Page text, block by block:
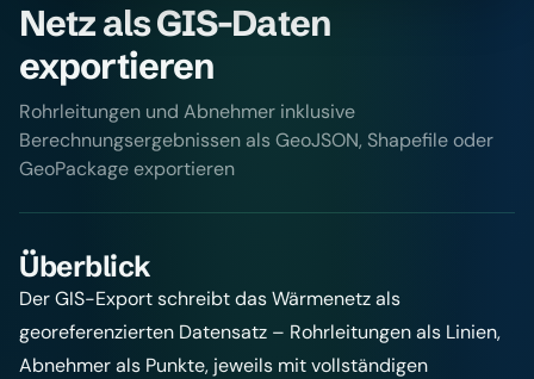
Netz als GIS-Daten
exportieren
Rohrleitungen und Abnehmer inklusive
Berechnungsergebnissen als GeoJSON, Shapefile oder
GeoPackage exportieren
Überblick
Der GIS-Export schreibt das Wärmenetz als
georeferenzierten Datensatz – Rohrleitungen als Linien,
Abnehmer als Punkte, jeweils mit vollständigen